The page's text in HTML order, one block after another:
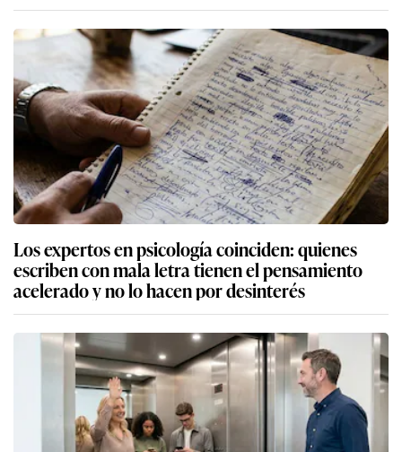
Los expertos en psicología coinciden: quienes
escriben con mala letra tienen el pensamiento
acelerado y no lo hacen por desinterés